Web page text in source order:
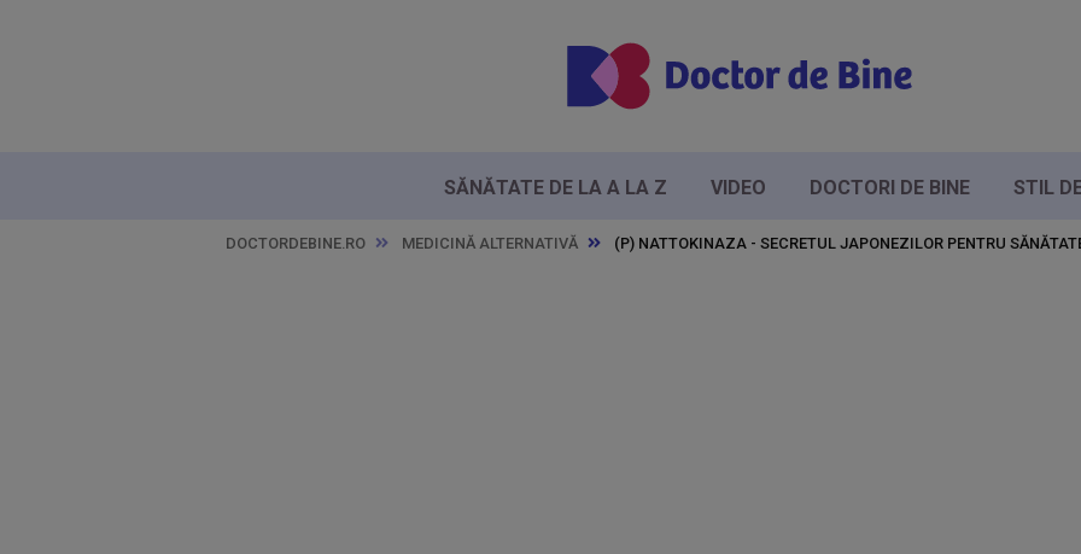
SĂNĂTATE DE LA A LA Z VIDEO DOCTORI DE BINE STIL
DOCTORDEBINE.RO MEDICINĂ ALTERNATIVĂ (P) NATTOKINAZA - SECRETUL JAPONEZILOR PENTRU